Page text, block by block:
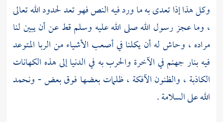
وكل هذا إذا تعدى به ما ورد فيه النص فهو تعد لحدود الله تعالى
، وما عجز رسول الله صلى الله عليه وسلم قط عن أن يبين لنا
مراده ، وحاش له أن يكلنا في أصعب الأشياء من الربا المتوعد
فيه بنار جهنم في الآخرة والحرب به في الدنيا إلى هذه الكهانات
الكاذبة ، والظنون الآفكة ، ظلمات بعضها فوق بعض - ونحمد
الله على السلامة .